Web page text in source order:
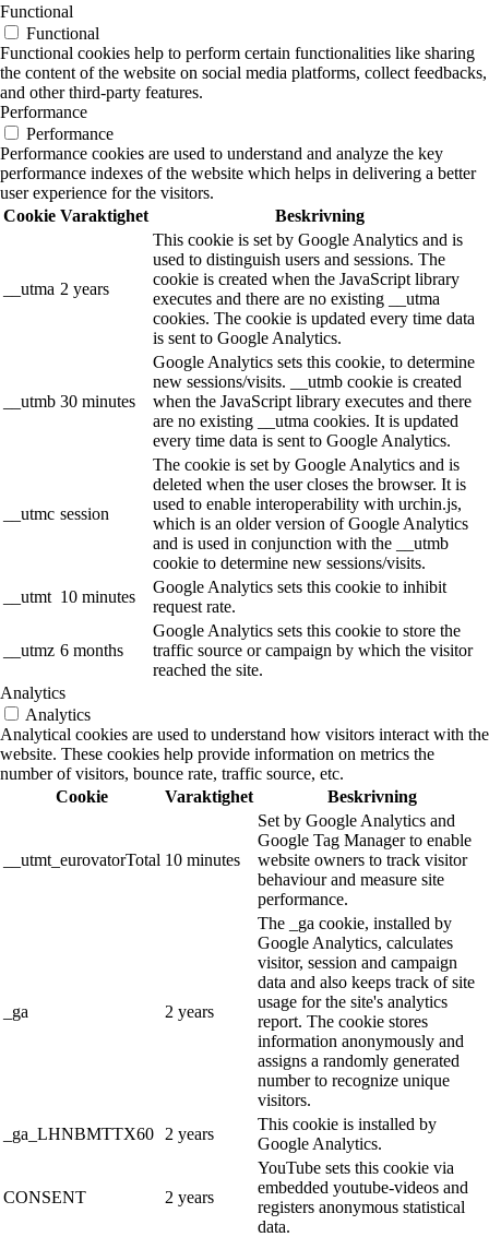
Functional
Functional
Functional cookies help to perform certain functionalities like sharing
the content of the website on social media platforms, collect feedbacks,
and other third-party features.
Performance
Performance
Performance cookies are used to understand and analyze the key
performance indexes of the website which helps in delivering a better
user experience for the visitors.
Cookie Varaktighet Beskrivning
__utma 2 years
This cookie is set by Google Analytics and is
used to distinguish users and sessions. The
cookie is created when the JavaScript library
executes and there are no existing __utma
cookies. The cookie is updated every time data
is sent to Google Analytics.
__utmb 30 minutes
Google Analytics sets this cookie, to determine
new sessions/visits. __utmb cookie is created
when the JavaScript library executes and there
are no existing __utma cookies. It is updated
every time data is sent to Google Analytics.
__utmc session
The cookie is set by Google Analytics and is
deleted when the user closes the browser. It is
used to enable interoperability with urchin.js,
which is an older version of Google Analytics
and is used in conjunction with the __utmb
cookie to determine new sessions/visits.
__utmt 10 minutes
Google Analytics sets this cookie to inhibit
request rate.
__utmz 6 months
Google Analytics sets this cookie to store the
traffic source or campaign by which the visitor
reached the site.
Analytics
Analytics
Analytical cookies are used to understand how visitors interact with the
website. These cookies help provide information on metrics the
number of visitors, bounce rate, traffic source, etc.
Cookie
Varaktighet Beskrivning
__utmt_eurovatorTotal 10 minutes
Set by Google Analytics and
Google Tag Manager to enable
website owners to track visitor
behaviour and measure site
performance.
_ga 2 years
The _ga cookie, installed by
Google Analytics, calculates
visitor, session and campaign
data and also keeps track of site
usage for the site's analytics
report. The cookie stores
information anonymously and
assigns a randomly generated
number to recognize unique
visitors.
_ga_LHNBMTTX60
2 years
This cookie is installed by
Google Analytics.
CONSENT 2 years
YouTube sets this cookie via
embedded youtube-videos and
registers anonymous statistical
data.